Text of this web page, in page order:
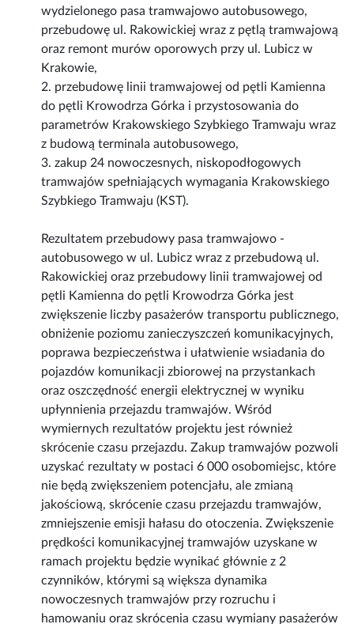
wydzielonego pasa tramwajowo autobusowego,
przebudowę ul. Rakowickiej wraz z pętlą tramwajową
oraz remont murów oporowych przy ul. Lubicz w
Krakowie,
2. przebudowę linii tramwajowej od pętli Kamienna
do pętli Krowodrza Górka i przystosowania do
parametrów Krakowskiego Szybkiego Tramwaju wraz
z budową terminala autobusowego,
3. zakup 24 nowoczesnych, niskopodłogowych
tramwajów spełniających wymagania Krakowskiego
Szybkiego Tramwaju (KST).
Rezultatem przebudowy pasa tramwajowo -
autobusowego w ul. Lubicz wraz z przebudową ul.
Rakowickiej oraz przebudowy linii tramwajowej od
pętli Kamienna do pętli Krowodrza Górka jest
zwiększenie liczby pasażerów transportu publicznego,
obniżenie poziomu zanieczyszczeń komunikacyjnych,
poprawa bezpieczeństwa i ułatwienie wsiadania do
pojazdów komunikacji zbiorowej na przystankach
oraz oszczędność energii elektrycznej w wyniku
upłynnienia przejazdu tramwajów. Wśród
wymiernych rezultatów projektu jest również
skrócenie czasu przejazdu. Zakup tramwajów pozwoli
uzyskać rezultaty w postaci 6 000 osobomiejsc, które
nie będą zwiększeniem potencjału, ale zmianą
jakościową, skrócenie czasu przejazdu tramwajów,
zmniejszenie emisji hałasu do otoczenia. Zwiększenie
prędkości komunikacyjnej tramwajów uzyskane w
ramach projektu będzie wynikać głównie z 2
czynników, którymi są większa dynamika
nowoczesnych tramwajów przy rozruchu i
hamowaniu oraz skrócenia czasu wymiany pasażerów